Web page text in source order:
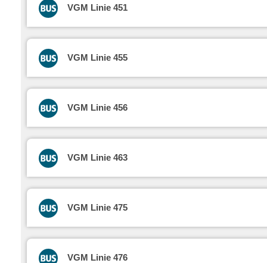
VGM Linie 451
VGM Linie 455
VGM Linie 456
VGM Linie 463
VGM Linie 475
VGM Linie 476